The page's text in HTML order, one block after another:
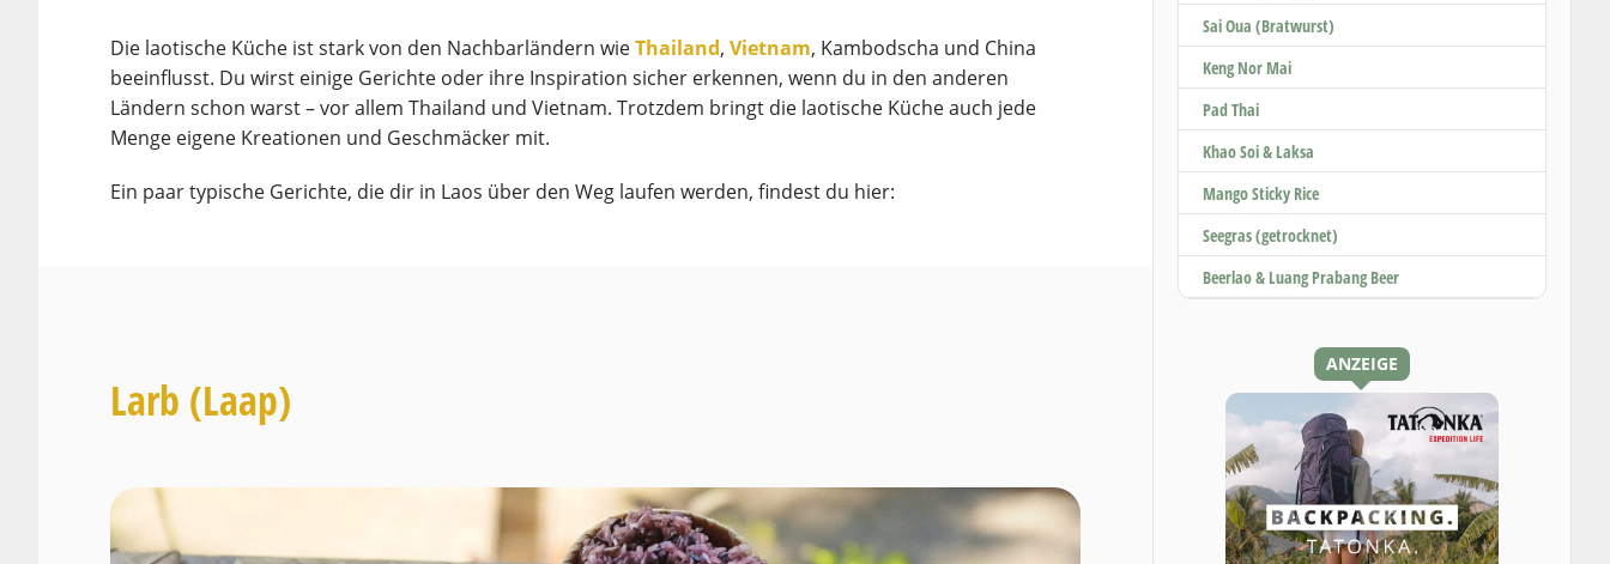
Die laotische Küche ist stark von den Nachbarländern wieThailand, Vietnam, Kambodscha und China
beeinflusst. Du wirst einige Gerichte oder ihre Inspiration sicher erkennen, wenn du in den anderen
Ländern schon warst – vor allem Thailand und Vietnam. Trotzdem bringt die laotische Küche auch jede
Menge eigene Kreationen und Geschmäcker mit.
Ein paar typische Gerichte, die dir in Laos über den Weg laufen werden, findest du hier:
Larb (Laap)
Sai Oua (Bratwurst)
Keng Nor Mai
Pad Thai
Khao Soi & Laksa
Mango Sticky Rice
Seegras (getrocknet)
Beerlao & Luang Prabang Beer
ANZEIGE